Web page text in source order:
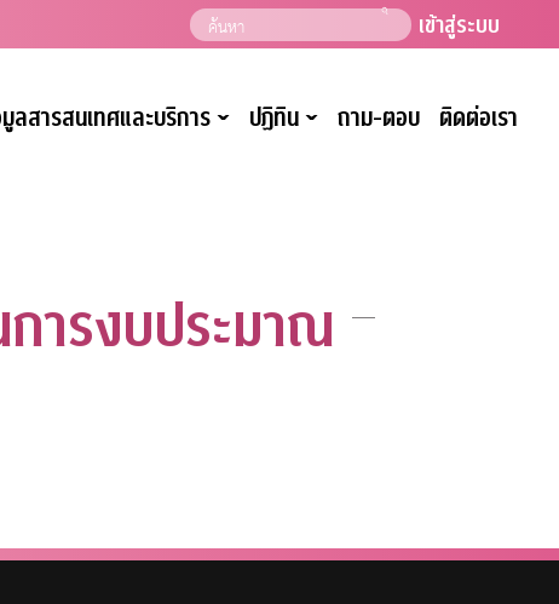
เข้าสู่ระบบ
ลสารสนเทศและบริการˇ ปฏิทินˇ ถาม-ตอบ ติดต่อเรา
ารงบประมาณ